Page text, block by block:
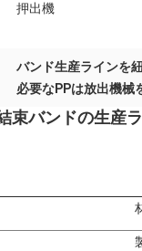
押出機
バンド生産ラインを
必要なPPは放出機械
束バンドの生産